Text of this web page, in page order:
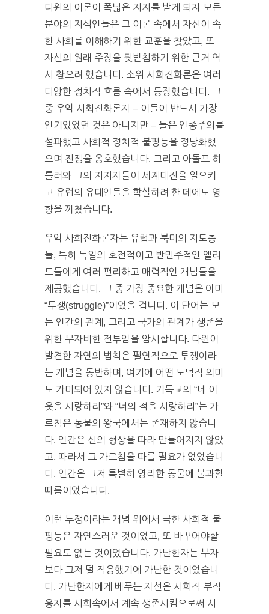
다윈의 이론이 폭넓은 지지를 받게 되자 모든
분야의 지식인들은 그 이론 속에서 자신이 속
한 사회를 이해하기 위한 교훈을 찾았고, 또
자신의 원래 주장을 뒷받침하기 위한 근거 역
시 찾으려 했습니다. 소위 사회진화론은 여러
다양한 정치적 흐름 속에서 등장했습니다. 그
중 우익 사회진화론자 – 이들이 반드시 가장
인기있었던 것은 아니지만 – 들은 인종주의를
설파했고 사회적 정치적 불평등을 정당화했
으며 전쟁을 옹호했습니다. 그리고 아돌프 히
틀러와 그의 지지자들이 세계대전을 일으키
고 유럽의 유대인들을 학살하려 한 데에도 영
향을 끼쳤습니다.
우익 사회진화론자는 유럽과 북미의 지도층
들, 특히 독일의 호전적이고 반민주적인 엘리
트들에게 여러 편리하고 매력적인 개념들을
제공했습니다. 그 중 가장 중요한 개념은 아마
“투쟁(struggle)”이었을 겁니다. 이 단어는 모
든 인간의 관계, 그리고 국가의 관계가 생존을
위한 무자비한 전투임을 암시합니다. 다윈이
발견한 자연의 법칙은 필연적으로 투쟁이라
는 개념을 동반하며, 여기에 어떤 도덕적 의미
도 가미되어 있지 않습니다. 기독교의 “네 이
웃을 사랑하라”와 “너의 적을 사랑하라”는 가
르침은 동물의 왕국에서는 존재하지 않습니
다. 인간은 신의 형상을 따라 만들어지지 않았
고, 따라서 그 가르침을 따를 필요가 없었습니
다. 인간은 그저 특별히 영리한 동물에 불과할
따름이었습니다.
이런 투쟁이라는 개념 위에서 극한 사회적 불
평등은 자연스러운 것이었고, 또 바꾸어야할
필요도 없는 것이었습니다. 가난한자는 부자
보다 그저 덜 적응했기에 가난한 것이었습니
다. 가난한자에게 베푸는 자선은 사회적 부적
응자를 사회속에서 계속 생존시킴으로써 사